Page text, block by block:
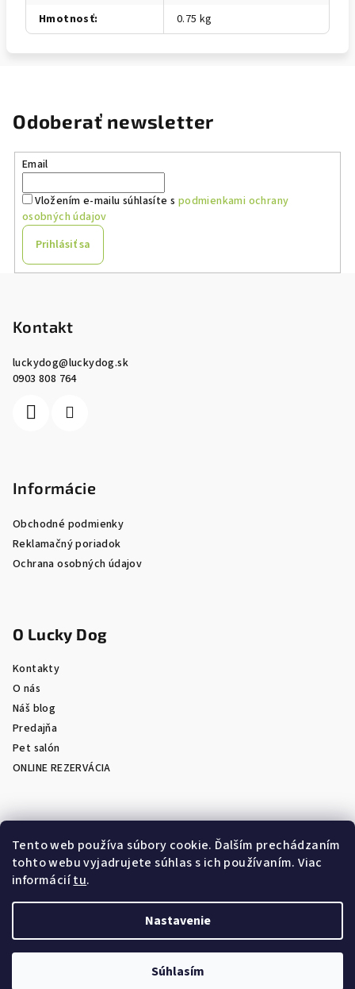
Tento web používa súbory cookie. Ďalším prechádzaním
tohto webu vyjadrujete súhlas s ich používaním. Viac
informáciítu.
Nastavenie
Súhlasím
Hmotnosť: 0.75 kg
Odoberať newsletter
Email
Vložením e-mailu súhlasíte s podmienkami ochrany
osobných údajov
Prihlásiť sa
Kontakt
luckydog@luckydog.sk
0903 808 764
Informácie
Obchodné podmienky
Reklamačný poriadok
Ochrana osobných údajov
O Lucky Dog
Kontakty
O nás
Náš blog
Predajňa
Pet salón
ONLINE REZERVÁCIA
Prijímame online platby